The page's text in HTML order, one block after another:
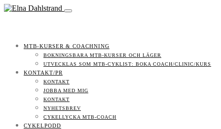
MTB-KURSER & COACHNING
BOKNINGSBARA MTB-KURSER OCH LÄGER
UTVECKLAS SOM MTB-CYKLIST: BOKA COACH/CLINIC/KURS
KONTAKT/PR
KONTAKT
JOBBA MED MIG
KONTAKT
NYHETSBREV
CYKELLYCKA MTB-COACH
CYKELPODD